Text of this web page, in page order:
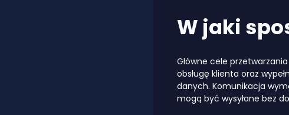
W jaki
Główne cele
obsługę klienta oraz
danych. Komunikacja
mogą być wysyłane bez